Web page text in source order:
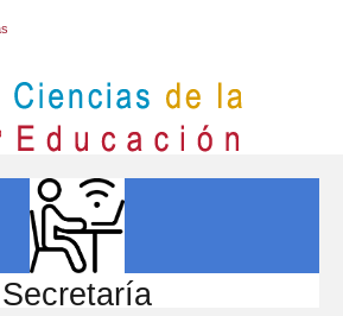
Secretaría